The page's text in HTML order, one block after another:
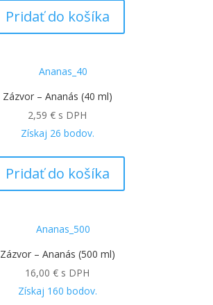
Pridať do košíka
Zázvor – Ananás (40 ml)
2,59€ s DPH
Získaj 26 bodov.
Pridať do košíka
Zázvor – Ananás (500 ml)
16,00€ s DPH
Získaj 160 bodov.